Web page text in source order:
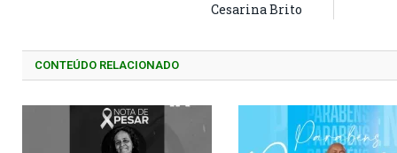
Cesarina Brito
CONTEÚDO RELACIONADO